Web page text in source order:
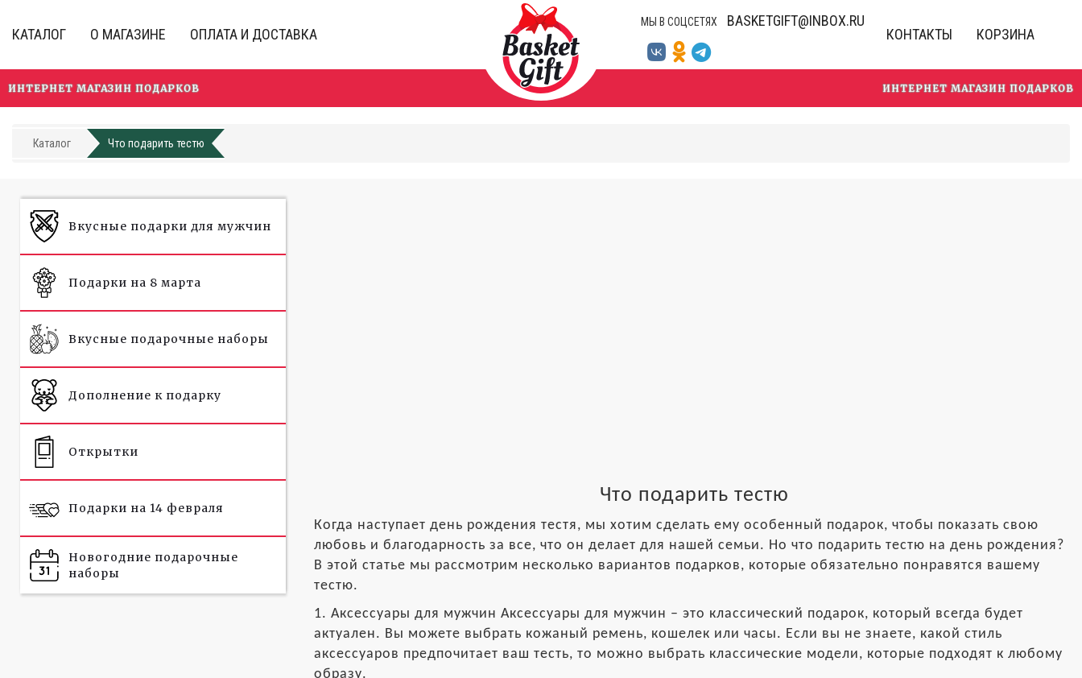
основному
КАТАЛОГ О МАГАЗИНЕ ОПЛАТА И ДОСТАВКА
МЫ В СОЦСЕТЯХ
BASKETGIFT@INBOX.RU
КОНТАКТЫ
КОРЗИНА
ИНТЕРНЕТ МАГАЗИН ПОДАРКОВ ИНТЕРНЕТ МАГАЗИН ПОДАРКОВ
Каталог Что подарить тестю
Вкусные подарки для мужчин
Подарки на 8 марта
Вкусные подарочные наборы
Дополнение к подарку
Открытки
Подарки на 14 февраля
Новогодние подарочные
наборы
Что подарить тестю
Когда наступает день рождения тестя, мы хотим сделать ему особенный подарок, чтобы показать свою
любовь и благодарность за все, что он делает для нашей семьи. Но что подарить тестю на день рождения?
В этой статье мы рассмотрим несколько вариантов подарков, которые обязательно понравятся вашему
тестю.
1. Аксессуары для мужчин Аксессуары для мужчин – это классический подарок, который всегда будет
актуален. Вы можете выбрать кожаный ремень, кошелек или часы. Если вы не знаете, какой стиль
аксессуаров предпочитает ваш тесть, то можно выбрать классические модели, которые подходят к любому
образу.